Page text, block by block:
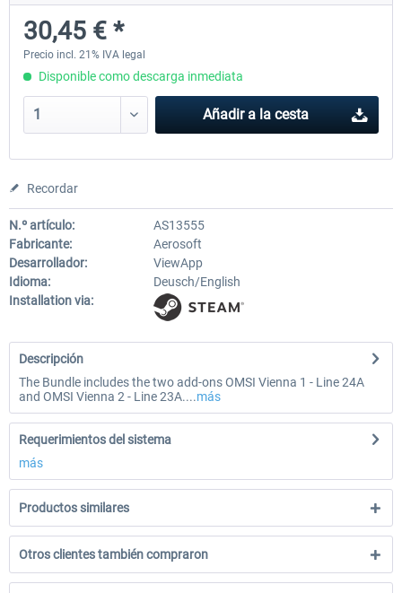
12,19 € *
30,45 € *
Precio incl. 21% IVA legal
Disponible como descarga inmediata
Añadir a la cesta
Recordar
N.º artículo:
AS13555
Fabricante:
Aerosoft
Desarrollador:
ViewApp
Idioma:
Deusch/English
Installation via:
Descripción
The Bundle includes the two add-ons OMSI Vienna 1 - Line 24A
and OMSI Vienna 2 - Line 23A....más
Requerimientos del sistema
más
Productos similares
Otros clientes también compraron